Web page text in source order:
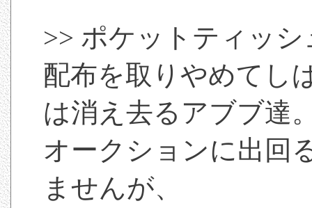
>> ポケットティッシ
配布を取りやめてし
は消え去るアブブ達
オークションに出回
ませんが、